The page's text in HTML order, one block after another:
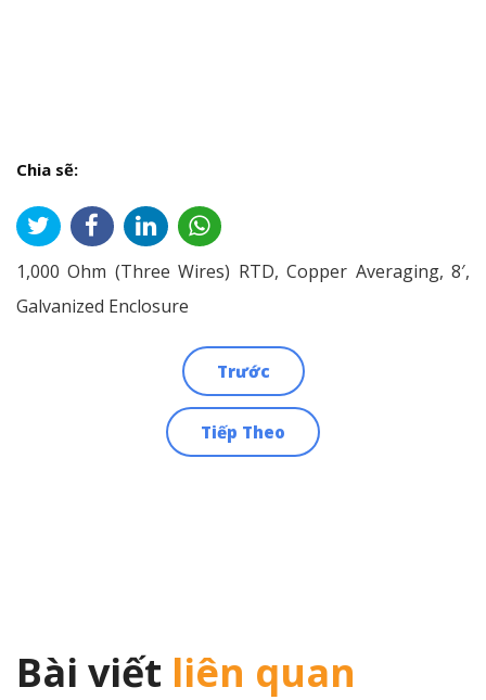
Chia sẽ:
1,000 Ohm (Three Wires) RTD, Copper Averaging, 8′,
Galvanized Enclosure
Trước
Tiếp Theo
Bài viết liên quan